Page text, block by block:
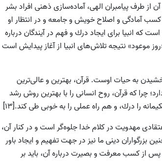
طرف پیامبران الهى، آماده‌سازى ذهنى افراد بشر
كسب آمادگى و اصلاح خویش و جامعه و در انتظار او
که انبیا براى ایجاد درك و فهم در آیندگان درباره
موعود» نتيجه تلاش‌هاى انبيا از آغاز پيدايش است
به حيات اوست. قرآن، بهترين و عالى‌ترين
مطلب اشاره دارد؛ چرا كه قرآن، روح انسانى را با بهترين روش رشد
را درك، و هم راه عملى را به خوبى طى كند.[13]
مهدويت در كلام خدا جلوه‌گر است و در كنار آن،
دينى ما نیز در جهت تفهيم و ايجاد باور
از كسب معرفت و بصيرت درباره آن، باید بر